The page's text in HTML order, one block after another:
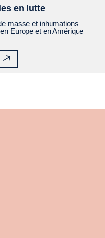
en lutte
masse et inhumations
Europe et en Amérique